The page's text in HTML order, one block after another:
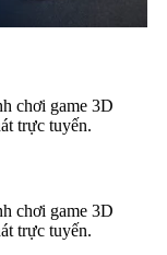
chơi game 3D
trực tuyến.
chơi game 3D
trực tuyến.